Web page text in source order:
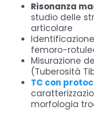
Risonanza
studio delle
articolare
femoro-
Misurazione
(Tuberosità
TC con
morfologia